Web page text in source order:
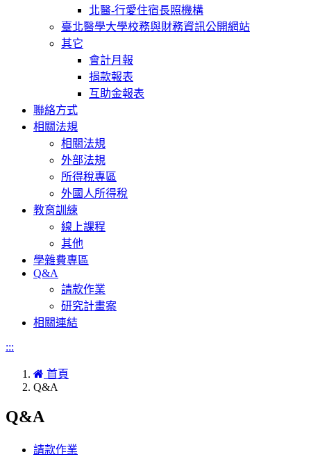
北醫-行愛住宿長照機構
臺北醫學大學校務與財務資訊公開網站
其它
會計月報
捐款報表
互助金報表
聯絡方式
相關法規
相關法規
外部法規
所得稅專區
外國人所得稅
教育訓練
線上課程
其他
學雜費專區
Q&A
請款作業
研究計畫案
相關連結
:::
首頁
Q&A
Q&A
請款作業